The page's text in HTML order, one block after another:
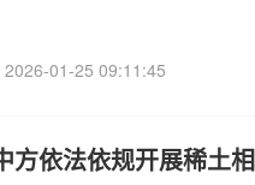
2026-01-25 09:11:45
依法依规开展稀土